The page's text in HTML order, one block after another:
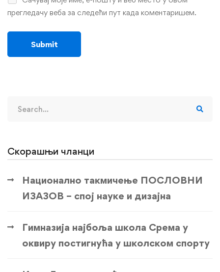
прегледачу веба за следећи пут када коментаришем.
for:
Скорашњи чланци
Национално такмичење ПОСЛОВНИ
ИЗАЗОВ – спој науке и дизајна
Гимназија најбоља школа Срема у
оквиру постигнућа у школском спорту